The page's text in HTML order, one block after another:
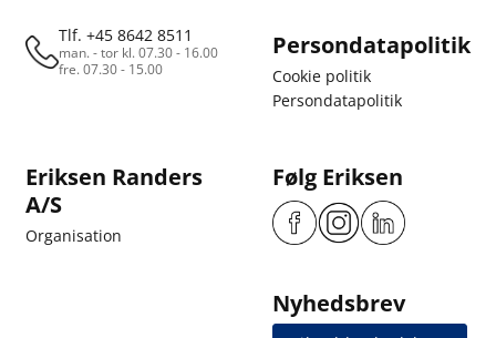
Tlf. +45 8642 8511
man. - tor kl. 07.30 - 16.00
fre. 07.30 - 15.00
Persondatapolitik
Cookie politik
Persondatapolitik
Eriksen Randers
A/S
Organisation
Følg Eriksen
Nyhedsbrev